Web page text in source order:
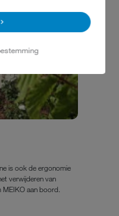
is ook de ergonomie
verwijderen van
MEIKO aan boord.